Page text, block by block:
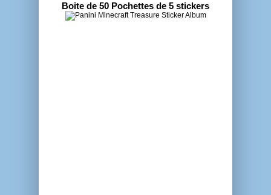
Boite de 50 Pochettes de 5 stickers